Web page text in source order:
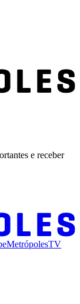
e receber
MetrópolesTV